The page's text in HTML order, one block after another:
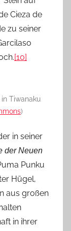
Cieza de
zu seiner
[10]
Tiwanaku
)
in seiner
der Neuen
Punku
Hügel,
aus großen
in ihrer